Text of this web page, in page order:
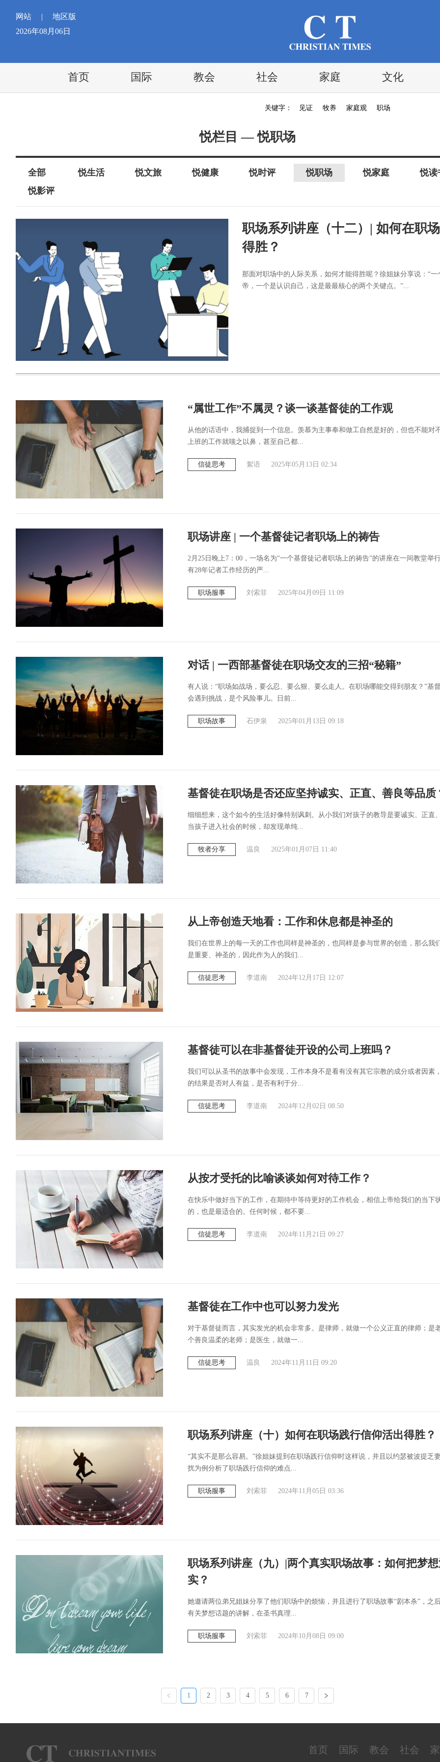
网站 |
地区版
2026年08月06日
首页 国际 教会 社会 家庭 文化
关键字： 见证 牧养 家庭观 职场
悦栏目 — 悦职场
全部 悦生活 悦文旅 悦健康 悦时评 悦职场 悦家庭
悦读
悦影评
职场系列讲座（十二）| 如何在职
得胜？
那面对职场中的人际关系，如何才能得胜呢？徐姐妹分享说：“一
帝，一个是认识自己，这是最最核心的两个关键点。”...
“属世工作”不属灵？谈一谈基督徒的工作观
从他的话语中，我捕捉到一个信息。羡慕为主事奉和做工自然是好的，但也不能对
上班的工作就嗤之以鼻，甚至自己都...
信徒思考 絮语 2025年05月13日 02:34
职场讲座 | 一个基督徒记者职场上的祷告
2月25日晚上7：00，一场名为“一个基督徒记者职场上的祷告”的讲座在一间教堂举
有28年记者工作经历的严...
职场服事 刘索菲 2025年04月09日 11:09
对话 | 一西部基督徒在职场交友的三招“秘籍”
有人说：“职场如战场，要么忍、要么狠、要么走人。在职场哪能交得到朋友？”基
会遇到挑战，是个风险事儿。日前...
职场故事 石伊泉 2025年01月13日 09:18
基督徒在职场是否还应坚持诚实、正直、善良等品质
细细想来，这个如今的生活好像特别讽刺。从小我们对孩子的教导是要诚实、正直
当孩子进入社会的时候，却发现单纯...
牧者分享 温良 2025年01月07日 11:40
从上帝创造天地看：工作和休息都是神圣的
我们在世界上的每一天的工作也同样是神圣的，也同样是参与世界的创造，那么我
是重要、神圣的，因此作为人的我们...
信徒思考 李道南 2024年12月17日 12:07
基督徒可以在非基督徒开设的公司上班吗？
我们可以从圣书的故事中会发现，工作本身不是看有没有其它宗教的成分或者因素
的结果是否对人有益，是否有利于分...
信徒思考 李道南 2024年12月02日 08:50
从按才受托的比喻谈谈如何对待工作？
在快乐中做好当下的工作，在期待中等待更好的工作机会，相信上帝给我们的当下
的，也是最适合的。任何时候，都不要...
信徒思考 李道南 2024年11月21日 09:27
基督徒在工作中也可以努力发光
对于基督徒而言，其实发光的机会非常多。是律师，就做一个公义正直的律师；是
个善良温柔的老师；是医生，就做一...
信徒思考 温良 2024年11月11日 09:20
职场系列讲座（十）如何在职场践行信仰活出得胜？
“其实不是那么容易。”徐姐妹提到在职场践行信仰时这样说，并且以约瑟被波提乏
扰为例分析了职场践行信仰的难点...
职场服事 刘索菲 2024年11月05日 03:36
职场系列讲座（九）|两个真实职场故事：如何把梦
实？
她邀请两位弟兄姐妹分享了他们职场中的烦恼，并且进行了职场故事“剧本杀”，之
有关梦想话题的讲解，在圣书真理...
职场服事 刘索菲 2024年10月08日 09:00
1 2 3 4 5 6 7
首页 国际 教会 社会